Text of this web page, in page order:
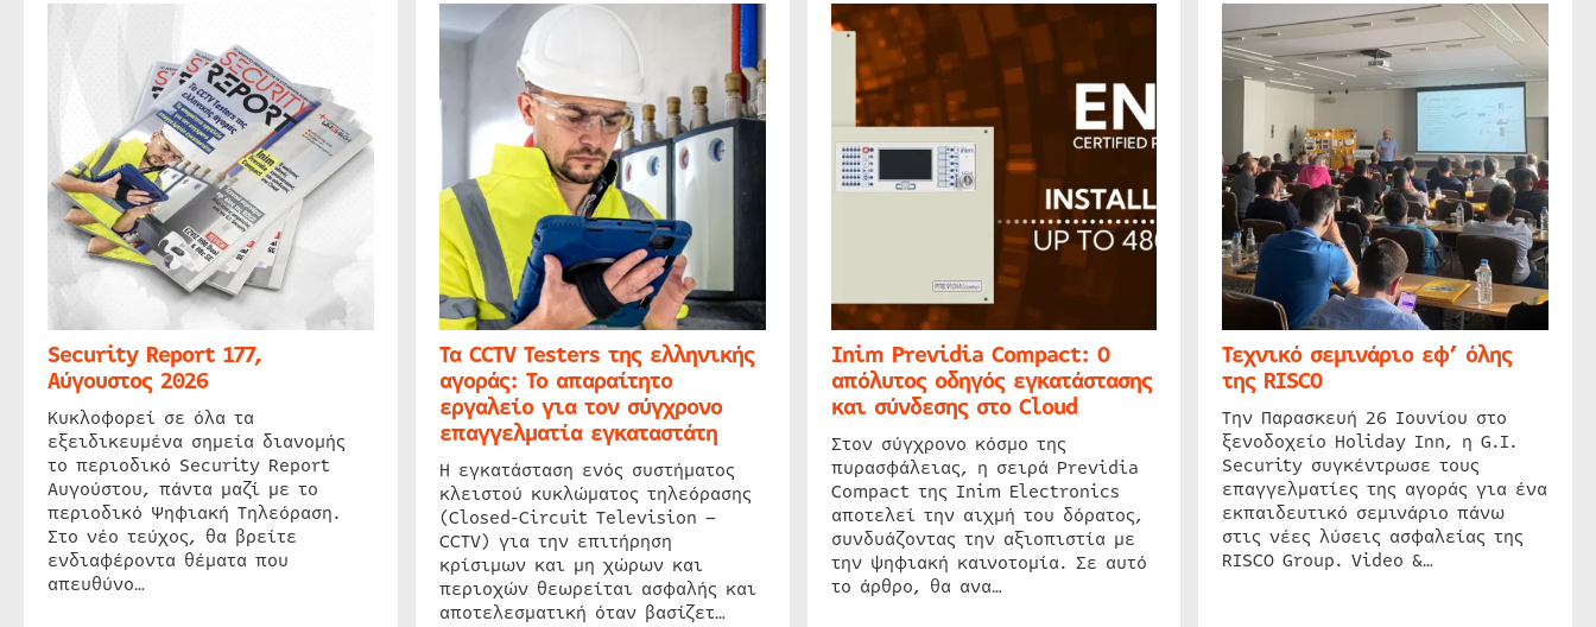
Security Report 177,
Αύγουστος 2026
Κυκλοφορεί σε όλα τα
εξειδικευμένα σημεία διανομής
το περιοδικό Security Report
Αυγούστου, πάντα μαζί με το
περιοδικό Ψηφιακή Τηλεόραση.
Στο νέο τεύχος, θα βρείτε
ενδιαφέροντα θέματα που
απευθύνο…
Τα CCTV Testers της ελληνικής
αγοράς: Το απαραίτητο
εργαλείο για τον σύγχρονο
επαγγελματία εγκαταστάτη
Η εγκατάσταση ενός συστήματος
κλειστού κυκλώματος τηλεόρασης
(Closed-Circuit Television –
CCTV) για την επιτήρηση
κρίσιμων και μη χώρων και
περιοχών θεωρείται ασφαλής και
αποτελεσματική όταν βασίζετ…
Inim Previdia Compact: Ο
απόλυτος οδηγός εγκατάστασης
και σύνδεσης στο Cloud
Στον σύγχρονο κόσμο της
πυρασφάλειας, η σειρά Previdia
Compact της Inim Electronics
αποτελεί την αιχμή του δόρατος,
συνδυάζοντας την αξιοπιστία με
την ψηφιακή καινοτομία. Σε αυτό
το άρθρο, θα ανα…
Τεχνικό σεμινάριο εφ’ όλης
της RISCO
Την Παρασκευή 26 Ιουνίου στο
ξενοδοχείο Holiday Inn, η G.I.
Security συγκέντρωσε τους
επαγγελματίες της αγοράς για ένα
εκπαιδευτικό σεμινάριο πάνω
στις νέες λύσεις ασφαλείας της
RISCO Group. Video &…